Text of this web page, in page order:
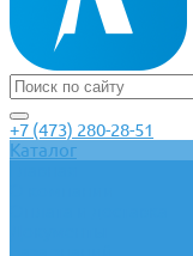
+7 (473) 280-28-51
Каталог